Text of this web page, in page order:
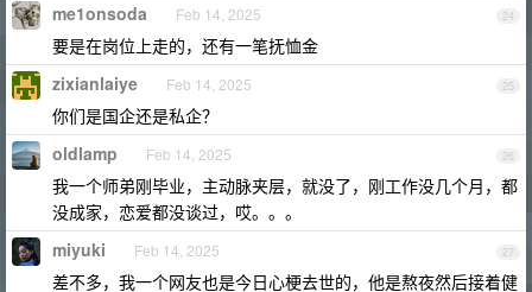
24
me1onsoda Feb 14, 2025
要是在岗位上走的，还有一笔抚恤金
25
zixianlaiye Feb 14, 2025
你们是国企还是私企？
26
oldlamp Feb 14, 2025
我一个师弟刚毕业，主动脉夹层，就没了，刚工作没几个月，都
没成家，恋爱都没谈过，哎。。。
27
miyuki Feb 14, 2025
差不多，我一个网友也是今日心梗去世的，他是熬夜然后接着健